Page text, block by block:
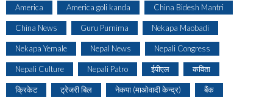
America America goli kanda China Bidesh Mantri
China News Guru Purnima Nekapa Maobadi
Nekapa Yemale Nepal News Nepali Congress
Nepali Culture Nepali Patro ईपीएल कविता
क्रिकेट ट्रेजरी बिल नेकपा (माओवादी केन्द्र) बैंक